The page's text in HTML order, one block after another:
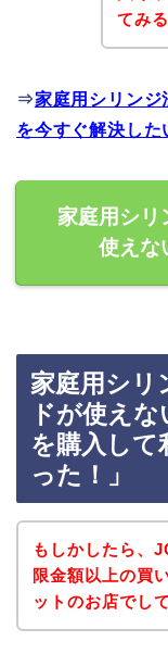
てみ
⇒家庭用シリン
を今すぐ解決した
家庭用シ
使えな
家庭用シリ
ドが使え
を購入して
った！」
もしかしたら、
限金額以上の買
ットのお店でし